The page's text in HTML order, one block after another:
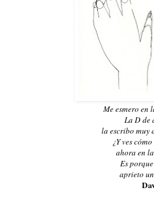
Me esmero
La D de
la escribo muy
¿Y ves
ahora en
Es
aprieto